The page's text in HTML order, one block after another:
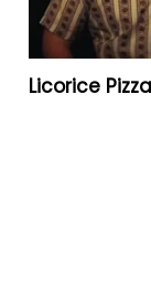
Licorice